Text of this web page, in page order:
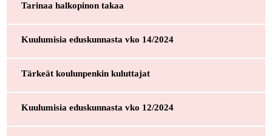
Tarinaa halkopinon takaa
Kuulumisia eduskunnasta vko 14/2024
Tärkeät koulunpenkin kuluttajat
Kuulumisia eduskunnasta vko 12/2024